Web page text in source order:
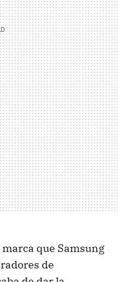
que Samsung
de